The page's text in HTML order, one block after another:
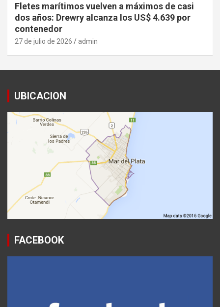
Fletes marítimos vuelven a máximos de casi
dos años: Drewry alcanza los US$ 4.639 por
contenedor
27 de julio de 2026 admin
UBICACION
FACEBOOK